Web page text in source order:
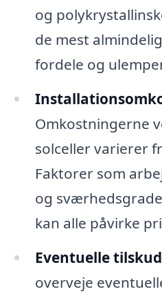
og
de mest
fordele og
Omkostningerne
solceller varierer
Faktorer som
og
kan alle påvirke
Eventuelle
overveje